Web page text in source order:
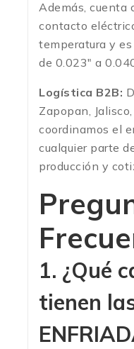
Además, cuenta
contacto
temperatura y
de 0.023″ a
Logística B2B:
Zapopan,
coordinamos el
cualquier parte
producción y
1. ¿Qué
tienen